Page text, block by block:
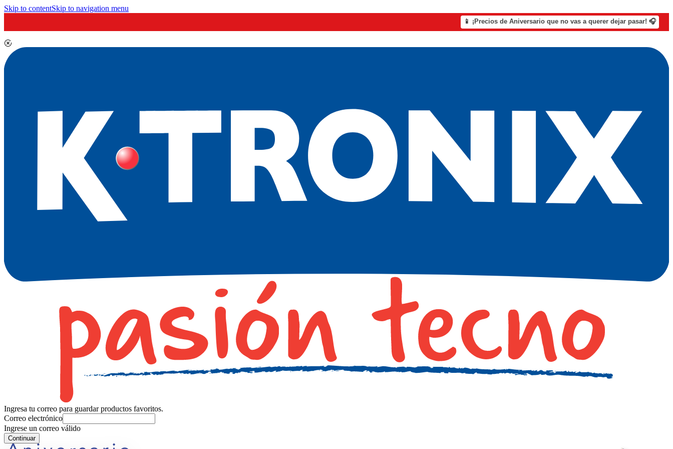
Skip to contentSkip to navigation menu
📱 ¡Precios de Aniversario que no vas a querer dejar pasar! 🎧
Ingresa tu correo para guardar productos favoritos.
Correo electrónico
Ingrese un correo válido
Continuar